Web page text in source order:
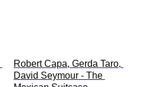
Robert Capa, Gerda Taro,
David Seymour - The